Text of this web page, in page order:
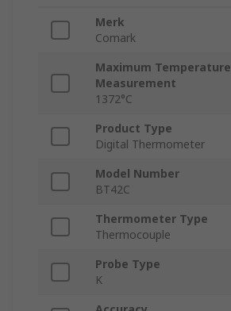
Merk
Comark
Maximum Temperature
Measurement
1372°C
Product Type
Digital Thermometer
Model Number
BT42C
Thermometer Type
Thermocouple
Probe Type
K